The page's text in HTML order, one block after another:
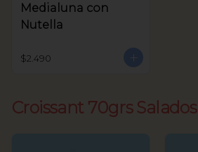
Medialuna con
Nutella
$2.490
Croissant 70grs Salados